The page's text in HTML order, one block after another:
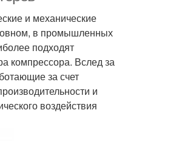
и механические
в промышленных
подходят
компрессора. Вслед за
за счет
и
воздействия